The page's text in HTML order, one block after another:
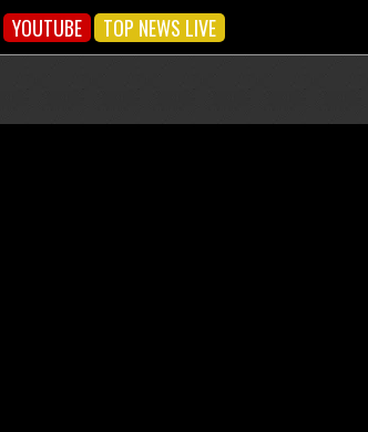
YOUTUBE TOP NEWS LIVE